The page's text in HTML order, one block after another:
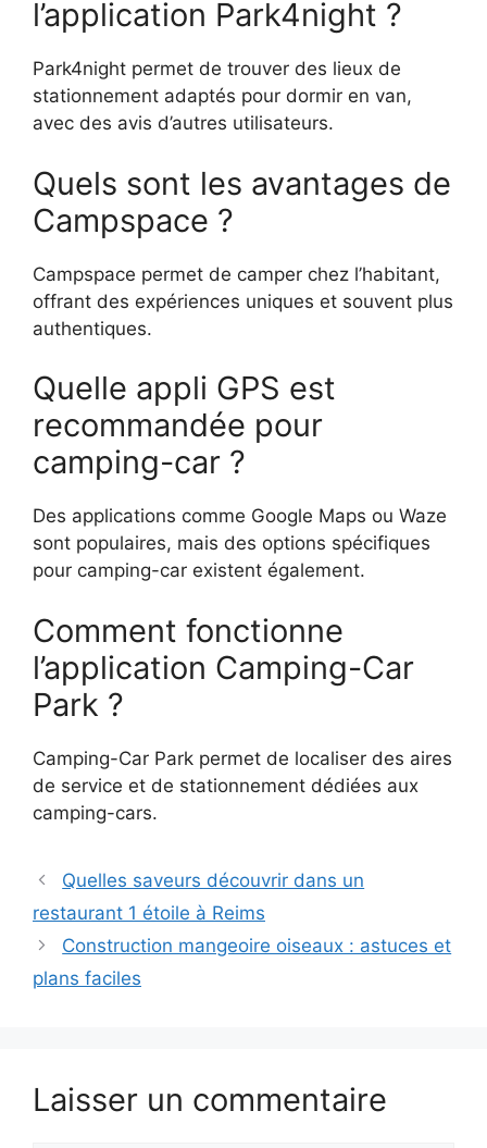
l’application Park4night ?
Park4night permet de trouver des lieux de
stationnement adaptés pour dormir en van,
avec des avis d’autres utilisateurs.
Quels sont les avantages de
Campspace ?
Campspace permet de camper chez l’habitant,
offrant des expériences uniques et souvent plus
authentiques.
Quelle appli GPS est
recommandée pour
camping-car ?
Des applications comme Google Maps ou Waze
sont populaires, mais des options spécifiques
pour camping-car existent également.
Comment fonctionne
l’application Camping-Car
Park ?
Camping-Car Park permet de localiser des aires
de service et de stationnement dédiées aux
camping-cars.
Quelles saveurs découvrir dans un
restaurant 1 étoile à Reims
Construction mangeoire oiseaux : astuces et
plans faciles
Laisser un commentaire